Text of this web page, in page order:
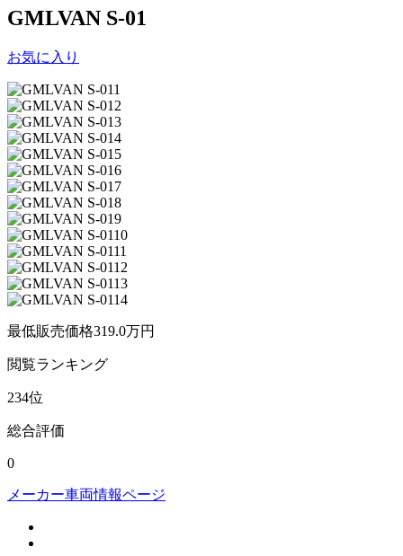
GMLVAN S-01
お気に入り
最低販売価格319.0万円
閲覧ランキング
234位
総合評価
0
メーカー車両情報ページ